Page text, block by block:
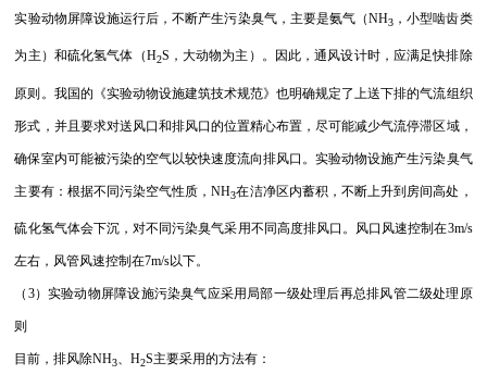
实验动物屏障设施运行后，不断产生污染臭气，主要是氨气（NH3 ，小型啮齿类
为主）和硫化氢气体（H2S，大动物为主）。因此，通风设计时，应满足快排除
原则。我国的《实验动物设施建筑技术规范》也明确规定了上送下排的气流组织
形式，并且要求对送风口和排风口的位置精心布置，尽可能减少气流停滞区域，
确保室内可能被污染的空气以较快速度流向排风口。实验动物设施产生污染臭气
主要有：根据不同污染空气性质，NH3在洁净区内蓄积，不断上升到房间高处，
硫化氢气体会下沉，对不同污染臭气采用不同高度排风口。风口风速控制在3m/s
左右，风管风速控制在7m/s以下。
（3）实验动物屏障设施污染臭气应采用局部一级处理后再总排风管二级处理原
则
目前，排风除NH3、H2S主要采用的方法有：